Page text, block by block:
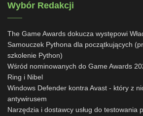
Wybór Redakcji
The Game Awards dokucza występowi
Samouczek Pythona dla początkujących
szkolenie Python)
Wśród nominowanych do Game Awards
Ring i Nibel
Windows Defender kontra Avast - który z
antywirusem
Narzędzia i dostawcy usług do testowania